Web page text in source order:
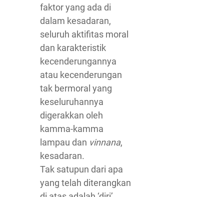
faktor yang ada di
dalam kesadaran,
seluruh aktifitas moral
dan karakteristik
kecenderungannya
atau kecenderungan
tak bermoral yang
keseluruhannya
digerakkan oleh
kamma-kamma
lampau dan vinnana,
kesadaran.
Tak satupun dari apa
yang telah diterangkan